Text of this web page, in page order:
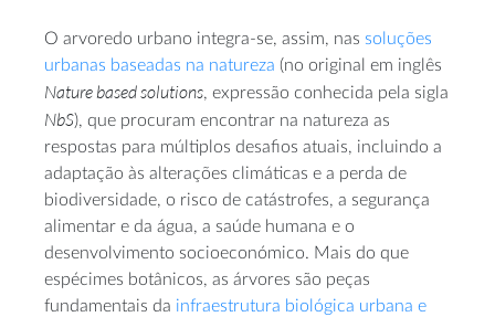
O arvoredo urbano integra-se, assim, nas soluções
urbanas baseadas na natureza (no original em inglês
Nature based solutions, expressão conhecida pela sigla
NbS), que procuram encontrar na natureza as
respostas para múltiplos desafios atuais, incluindo a
adaptação às alterações climáticas e a perda de
biodiversidade, o risco de catástrofes, a segurança
alimentar e da água, a saúde humana e o
desenvolvimento socioeconómico. Mais do que
espécimes botânicos, as árvores são peças
fundamentais da infraestrutura biológica urbana e